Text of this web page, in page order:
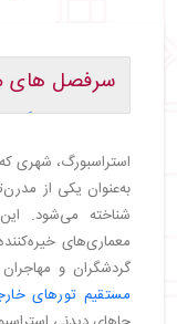
سرفصل های
・استراسبورگ
تاریخچه
・ جاهای دیدنی
・ کلیسای
رودخانه ایل
・ موزه آلزاسی
・ پارک
・ پارلمان
استراسبورگ، شهری که
به‌عنوان یکی از
شناخته می‌شود.
معماری‌های
گردشگران و
مستقیم تورهای